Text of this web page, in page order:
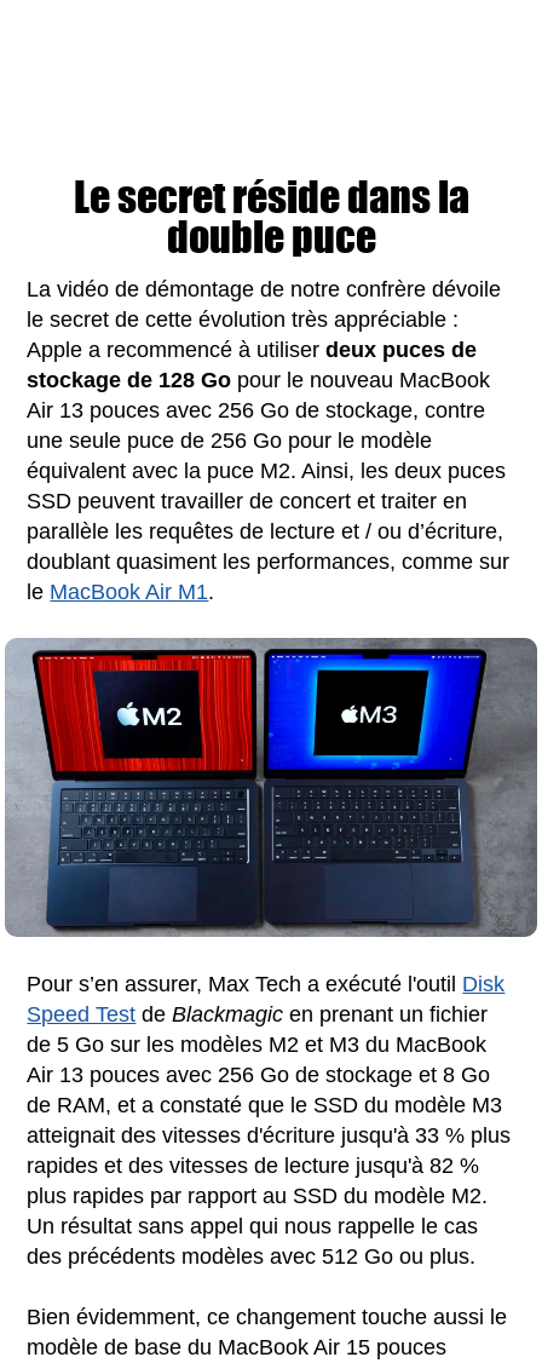
Le secret réside dans la
double puce
La vidéo de démontage de notre confrère dévoile
le secret de cette évolution très appréciable :
Apple a recommencé à utiliserdeux puces de
stockage de 128 Go pour le nouveau MacBook
Air 13 pouces avec 256 Go de stockage, contre
une seule puce de 256 Go pour le modèle
équivalent avec la puce M2. Ainsi, les deux puces
SSD peuvent travailler de concert et traiter en
parallèle les requêtes de lecture et / ou d’écriture,
doublant quasiment les performances, comme sur
le MacBook Air M1.
Pour s’en assurer, Max Tech a exécuté l'outil Disk
Speed Test deBlackmagic en prenant un fichier
de 5 Go sur les modèles M2 et M3 du MacBook
Air 13 pouces avec 256 Go de stockage et 8 Go
de RAM, et a constaté que le SSD du modèle M3
atteignait des vitesses d'écriture jusqu'à 33 % plus
rapides et des vitesses de lecture jusqu'à 82 %
plus rapides par rapport au SSD du modèle M2.
Un résultat sans appel qui nous rappelle le cas
des précédents modèles avec 512 Go ou plus.
Bien évidemment, ce changement touche aussi le
modèle de base du MacBook Air 15 pouces